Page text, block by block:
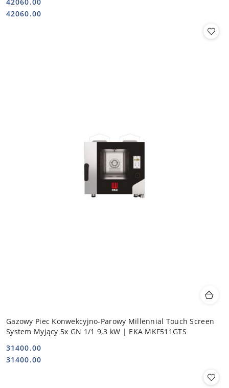
Cena:
42060.00
Cena:
42060.00
Gazowy Piec Konwekcyjno-Parowy Millennial Touch Screen
System Myjący 5x GN 1/1 9,3 kW | EKA MKF511GTS
Cena:
31400.00
Cena:
31400.00